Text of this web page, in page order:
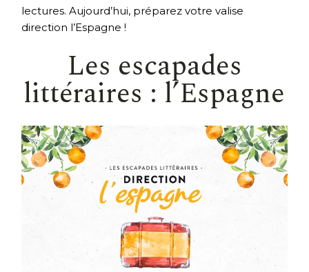
lectures. Aujourd’hui, préparez votre valise
direction l’Espagne !
Les escapades
littéraires : l’Espagne